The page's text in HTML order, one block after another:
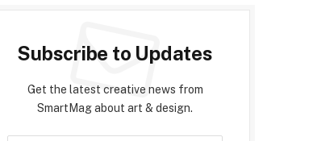
Subscribe to Updates
Get the latest creative news from
SmartMag about art & design.